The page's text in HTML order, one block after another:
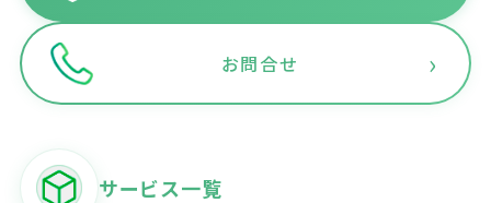
お問合せ ›
サービス一覧